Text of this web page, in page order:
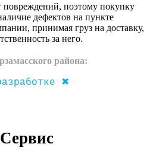
повреждений, поэтому покупку
дефектов на пункте
принимая груз на доставку,
за него.
района:
✖
Сервис